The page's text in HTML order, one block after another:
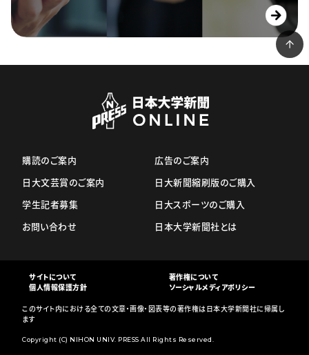
購読のご案内
日大文芸賞のご案内
学生記者募集
お問い合わせ
広告のご案内
日大新聞縮刷版のご購入
日大スポーツのご購入
日本大学新聞社とは
サイトについて
著作権について
個人情報保護方針
ソーシャルメディアポリシー
このサイト内における全ての文章・画像・図表等の著作権は日本大学新聞社に帰属し
ます
Copyright (C) NIHON UNIV. PRESS All Rights Reserved.